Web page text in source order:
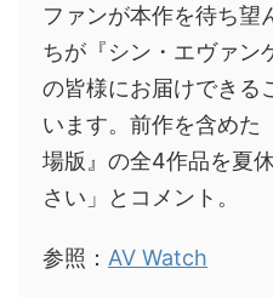
ファンが本作を待ち望
ちが『シン・エヴァン
の皆様にお届けできる
います。前作を含めた
場版』の全4作品を夏
さい」とコメント。
参照： AV Watch